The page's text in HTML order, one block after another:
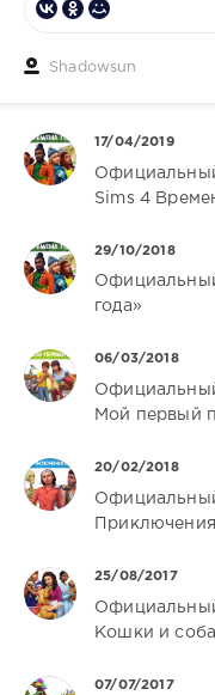
Shadowsun
17/04/2019
Sims 4
29/10/2018
года»
06/03/2018
Официальный
Мой первый
20/02/2018
25/08/2017
Кошки и
07/07/2017